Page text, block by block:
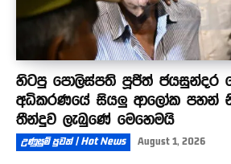
හිටපු පොලිස්පති පූජිත් ජයසුන්දර
අධිකරණයේ සියලු ආලෝක පහන්
තීන්දුව ලැබුණේ මෙහෙමයි
උණුසුම් පුවත් | Hot News August 1, 2026